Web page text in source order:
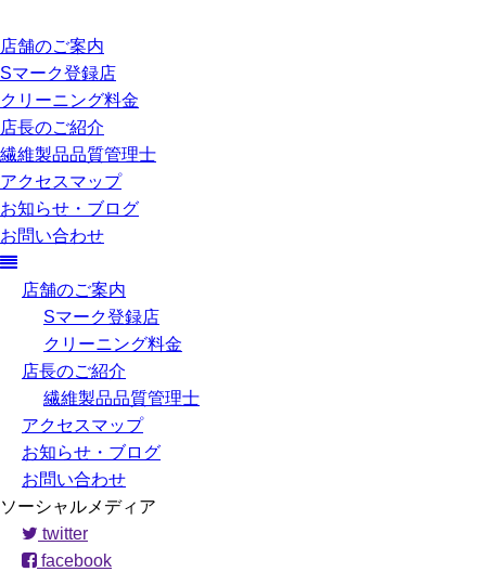
店舗のご案内
Sマーク登録店
クリーニング料金
店長のご紹介
繊維製品品質管理士
アクセスマップ
お知らせ・ブログ
お問い合わせ
店舗のご案内
Sマーク登録店
クリーニング料金
店長のご紹介
繊維製品品質管理士
アクセスマップ
お知らせ・ブログ
お問い合わせ
ソーシャルメディア
twitter
facebook